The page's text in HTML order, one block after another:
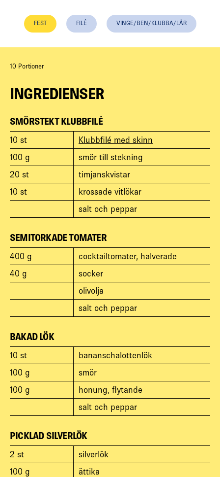
FEST FILÉ VINGE/BEN/KLUBBA/LÅR
10 Portioner
INGREDIENSER
SMÖRSTEKT KLUBBFILÉ
10 st
Klubbfilé med skinn
100 g
smör till stekning
20 st
timjanskvistar
10 st
krossade vitlökar
salt och peppar
SEMITORKADE TOMATER
400 g
cocktailtomater, halverade
40 g
socker
olivolja
salt och peppar
BAKAD LÖK
10 st
bananschalottenlök
100 g
smör
100 g
honung, flytande
salt och peppar
PICKLAD SILVERLÖK
2 st
silverlök
100 g
ättika